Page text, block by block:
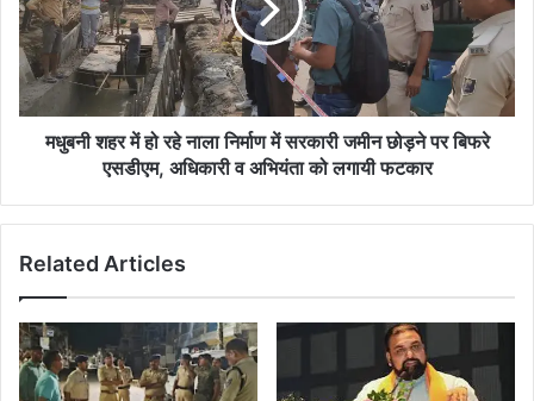
रहे
नाला
निर्माण
सरकारी
जमीन
अधिकारी
को
लगायी
फटकार
मधुबनी शहर में हो रहे नाला निर्माण में सरकारी जमीन छोड़ने पर बिफरे
एसडीएम, अधिकारी व अभियंता को लगायी फटकार
Related Articles